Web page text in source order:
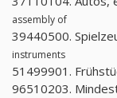
assembly of
39440500.
instruments
51499901.
96510203.